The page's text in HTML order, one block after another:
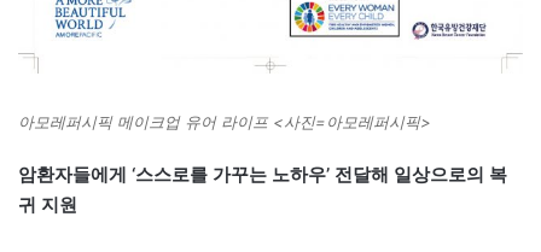
아모레퍼시픽 메이크업 유어 라이프 <사진=아모레퍼시픽>
암환자들에게 ‘스스로를 가꾸는 노하우’ 전달해 일상으로의 복
귀 지원